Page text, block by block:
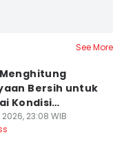
See More
Bersih untuk
Kondisi
23:08 WIB